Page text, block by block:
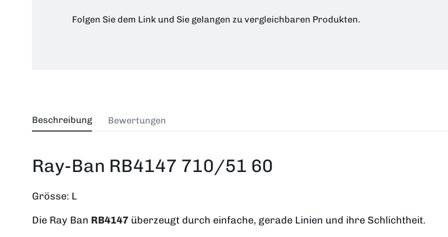
Folgen Sie dem Link und Sie gelangen zu vergleichbaren Produkten.
Beschreibung
Ray-Ban RB4147 710/51 60
Grösse: L
Die Ray Ban RB4147 überzeugt durch einfache, gerade Linien und ihre Schlichtheit.
Bewertungen